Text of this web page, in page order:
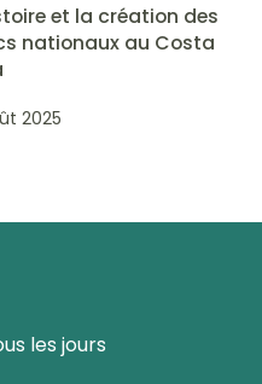
et la création des
nationaux au Costa
2025
les jours